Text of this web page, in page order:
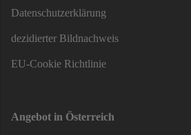
Datenschutzerklärung
dezidierter Bildnachweis
EU-Cookie Richtlinie
Angebot in Österreich